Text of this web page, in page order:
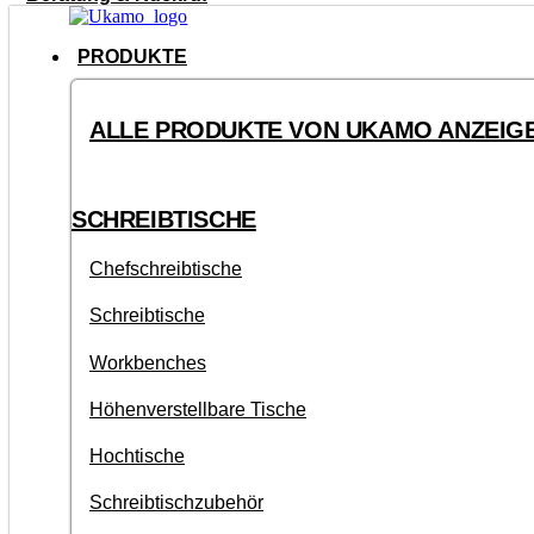
PRODUKTE
ALLE PRODUKTE VON UKAMO
SCHREIBTISCHE
Chefschreibtische
Schreibtische
Workbenches
Höhenverstellbare Tische
Hochtische
Schreibtischzubehör